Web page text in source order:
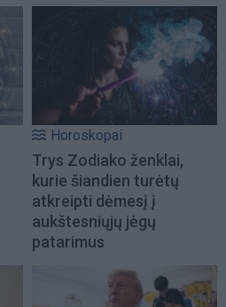
Horoskopai
Trys Zodiako ženklai,
kurie šiandien turėtų
atkreipti dėmesį į
aukštesniųjų jėgų
patarimus